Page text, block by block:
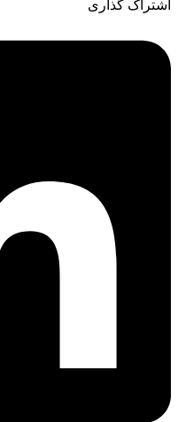
اشتراک گذاری